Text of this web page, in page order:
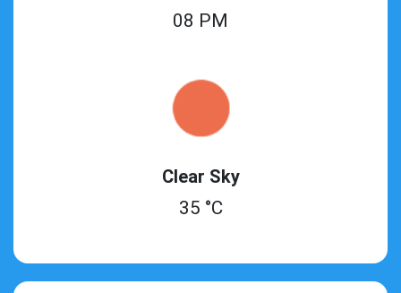
08 PM
Clear Sky
35 °C